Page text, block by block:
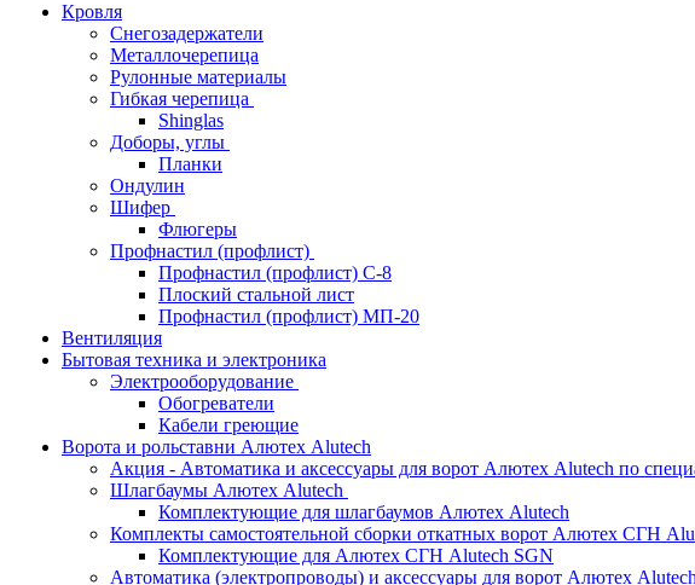
Кровля
Снегозадержатели
Металлочерепица
Рулонные материалы
Гибкая черепица
Shinglas
Доборы, углы
Планки
Ондулин
Шифер
Флюгеры
Профнастил (профлист)
Профнастил (профлист) С-8
Плоский стальной лист
Профнастил (профлист) МП-20
Вентиляция
Бытовая техника и электроника
Электрооборудование
Обогреватели
Кабели греющие
Ворота и рольставни Алютех Alutech
Акция - Автоматика и аксессуары для ворот Алютех Alutech по
Шлагбаумы Алютех Alutech
Комплектующие для шлагбаумов Алютех Alutech
Комплекты самостоятельной сборки откатных ворот Алютех СГН
Комплектующие для Алютех СГН Alutech SGN
Автоматика (электропроводы) и аксессуары для ворот Алютех Alutech